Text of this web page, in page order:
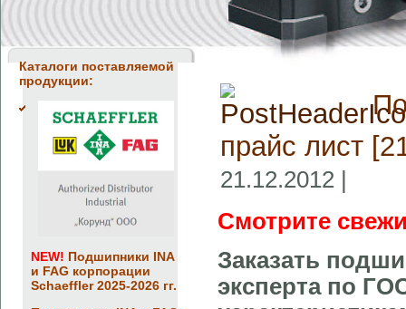
Каталоги поставляемой
продукции:
NEW! Подшипники INA
и FAG корпорации
Schaeffler 2025-2026 гг.
прайс лист
21.12.2012 |
Смотрите
Заказать
эксперта по